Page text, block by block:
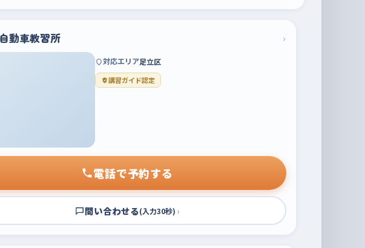
動車教習所 ›
対応エリア足立区
講習ガイド認定
電話で予約する
問い合わせる(入力30秒) ›